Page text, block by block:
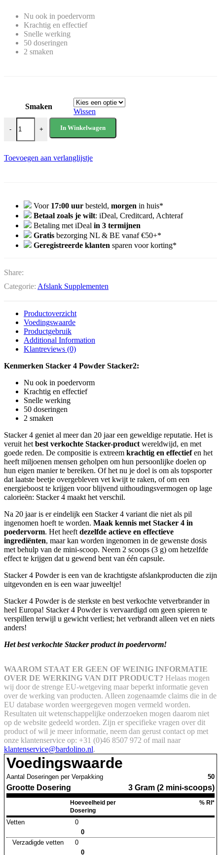
Nu ook in poedervorm
Krachtig en effectief
Snelle werking
50 doseringen
2 smaken
Smaken
Wissen
-
Stacker 4 Powder (50 servings) aantal
+ In Winkelwagen
Toevoegen aan verlanglijstje
Voor 17:00 uur besteld, morgen in huis*
Betaal zoals je wilt: iDeal, Creditcard, Achteraf
Betaling met iDeal in 3 termijnen
Gratis bezorging NL & BE vanaf €50+*
Geregistreerde klanten sparen voor korting*
Share:
Categorie: Afslank Supplementen
Productoverzicht
Voedingswaarde
Productgebruik
Additional Information
Klantreviews (0)
Kenmerken Stacker 4 Powder Stacker2:
Nu ook in poedervorm
Krachtig en effectief
Snelle werking
50 doseringen
2 smaken
Stacker 4 geniet al meer dan 20 jaar een geweldige reputatie. Het is
veruit het best verkochte Stacker-product wereldwijd, en met
goede reden. De compositie is extreem krachtig en effectiefen het
heeft miljoenen mensen geholpen om hun persoonlijke doelen op
hun eigen manier te bereiken. Of het nu je doel is om als topsporter
dat laatste beetje overgebleven vet kwijt te raken, of om een
energieboost te krijgen voor blijvend uithoudingsvermogen op lage
calorieën: Stacker 4 maakt het verschil.
Na 20 jaar is er eindelijk een Stacker 4 variant die niet als pil
ingenomen hoeft te worden. Maak kennis met Stacker 4 in
poedervorm. Het heeft dezelfde actieve en effectieve
ingrediënten, maar kan worden ingenomen in de gewenste dosis
met behulp van de mini-scoop. Neem 2 scoops (3 g) om hetzelfde
effect te krijgen dat u gewend bent van één capsule.
Stacker 4 Powder is een van de krachtigste afslankproducten die zijn
uitgevonden en is een waar juweeltje!
Stacker 4 Powder is de sterkste en best verkochte vetverbrander in
heel Europa! Stacker 4 Powder is vervaardigd om geen spieren te
verspillen terwijl u gewicht verliest; het verbrandt alleen vet en niets
anders!
Het best verkochte Stacker product in poedervorm!
WAAROM STAAT ER GEEN OF WEINIG INFORMATIE
OVER DE WERKING VAN DIT PRODUCT? Helaas mogen
wij door de strenge EU-wetgeving maar beperkt informatie geven
over de werking van producten. Alleen zogenaamde claims die in de
EU database worden weergegeven mogen vermeld worden.
Resultaten uit wetenschappelijke onderzoeken mogen daarom niet
op de website gedeeld worden. Zijn er specifieke vragen over dit
product of wil je meer informatie, neem dan gerust contact op met
onze klantenservice op: +31 (0)46 8507 972 of mail naar
klantenservice@bardolino.nl.
Voedingswaarde
Aantal Doseringen per Verpakking 50
Grootte Dosering 3 Gram (2 mini-scoops)
Hoeveelheid per
Dosering
% RI*
Vetten
0
0
Verzadigde vetten
0
0